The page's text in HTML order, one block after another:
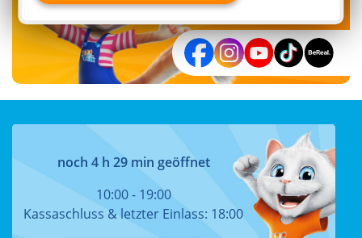
noch 4 h 29 min geöffnet
10:00 - 19:00
Kassaschluss & letzter Einlass: 18:00